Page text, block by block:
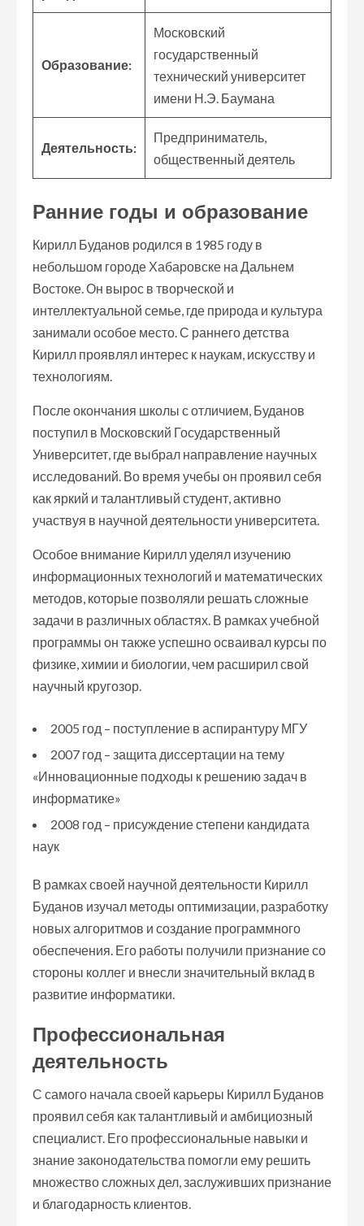
Образование:
Московский
государственный
технический университет
имени Н.Э. Баумана
Деятельность:
Предприниматель,
общественный деятель
Ранние годы и образование
Кирилл Буданов родился в 1985 году в
небольшом городе Хабаровске на Дальнем
Востоке. Он вырос в творческой и
интеллектуальной семье, где природа и культура
занимали особое место. С раннего детства
Кирилл проявлял интерес к наукам, искусству и
технологиям.
После окончания школы с отличием, Буданов
поступил в Московский Государственный
Университет, где выбрал направление научных
исследований. Во время учебы он проявил себя
как яркий и талантливый студент, активно
участвуя в научной деятельности университета.
Особое внимание Кирилл уделял изучению
информационных технологий и математических
методов, которые позволяли решать сложные
задачи в различных областях. В рамках учебной
программы он также успешно осваивал курсы по
физике, химии и биологии, чем расширил свой
научный кругозор.
2005 год – поступление в аспирантуру МГУ
2007 год – защита диссертации на тему
«Инновационные подходы к решению задач в
информатике»
2008 год – присуждение степени кандидата
наук
В рамках своей научной деятельности Кирилл
Буданов изучал методы оптимизации, разработку
новых алгоритмов и создание программного
обеспечения. Его работы получили признание со
стороны коллег и внесли значительный вклад в
развитие информатики.
Профессиональная
деятельность
С самого начала своей карьеры Кирилл Буданов
проявил себя как талантливый и амбициозный
специалист. Его профессиональные навыки и
знание законодательства помогли ему решить
множество сложных дел, заслуживших признание
и благодарность клиентов.